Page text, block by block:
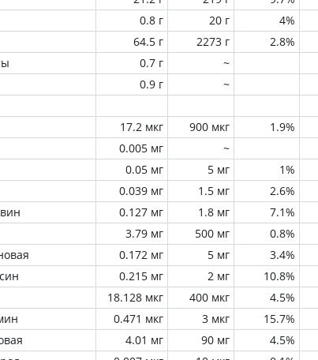
0.8 г 20 г 4%
64.5 г 2273 г 2.8%
0.7 г
~
0.9 г ~
17.2 мкг 900 мкг 1.9%
0.005 мг
~
0.05 мг 5 мг 1%
0.039 мг 1.5 мг 2.6%
0.127 мг 1.8 мг 7.1%
3.79 мг 500 мг 0.8%
0.172 мг 5 мг 3.4%
0.215 мг 2 мг 10.8%
18.128 мкг 400 мкг 4.5%
0.471 мкг 3 мкг 15.7%
4.01 мг 90 мг 4.5%